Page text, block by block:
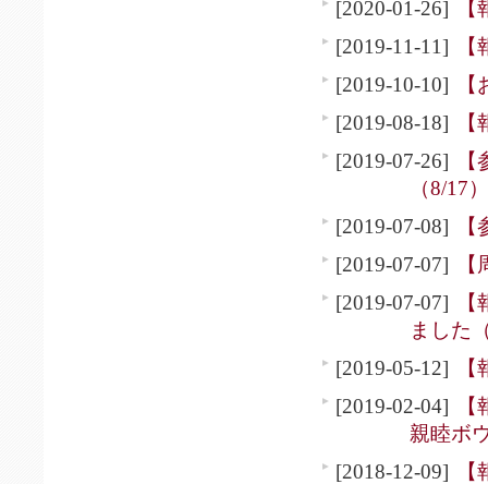
[2020-01-26]
[2019-11-11]
[2019-10-10]
[2019-08-18]
[2019-07-26]
（8/17）
[2019-07-08]
[2019-07-07]
[2019-07-07]
ました
[2019-05-12]
[2019-02-04]
親睦ボ
[2018-12-09]